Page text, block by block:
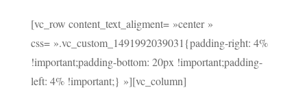
[vc_row content_text_aligment= »center »
css= ».vc_custom_1491992039031{padding-right: 4%
!important;padding-bottom: 20px !important;padding-
left: 4% !important;} »][vc_column]